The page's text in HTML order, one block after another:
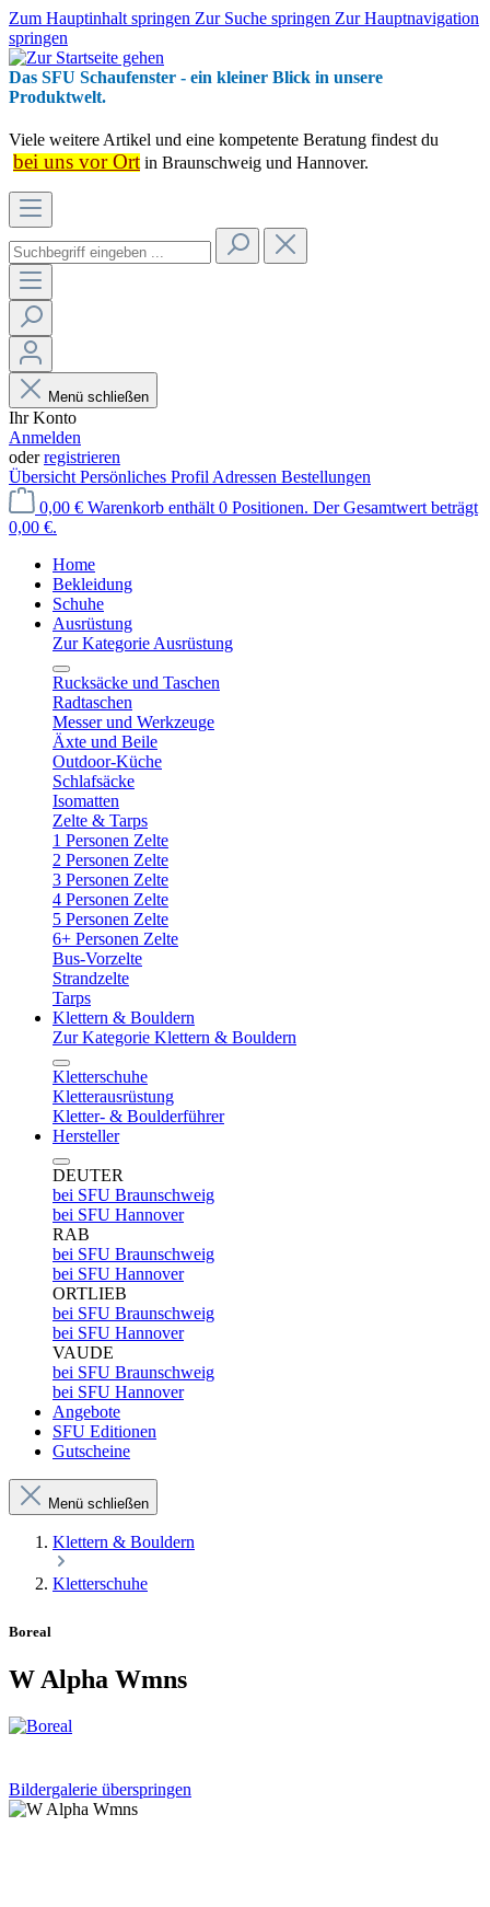
Zum Hauptinhalt springen Zur Suche springen Zur Hauptnavigation
springen
Das SFU Schaufenster - ein kleiner Blick in unsere
Produktwelt.
Viele weitere Artikel und eine kompetente Beratung findest du
bei uns vor Ort in Braunschweig und Hannover.
Menü schließen
Ihr Konto
Anmelden
oderregistrieren
Übersicht Persönliches Profil Adressen Bestellungen
0,00 € Warenkorb enthält 0 Positionen. Der Gesamtwert beträgt
0,00 €.
Home
Bekleidung
Schuhe
Ausrüstung
Zur Kategorie Ausrüstung
Rucksäcke und Taschen
Radtaschen
Messer und Werkzeuge
Äxte und Beile
Outdoor-Küche
Schlafsäcke
Isomatten
Zelte & Tarps
1 Personen Zelte
2 Personen Zelte
3 Personen Zelte
4 Personen Zelte
5 Personen Zelte
6+ Personen Zelte
Bus-Vorzelte
Strandzelte
Tarps
Klettern & Bouldern
Zur Kategorie Klettern & Bouldern
Kletterschuhe
Kletterausrüstung
Kletter- & Boulderführer
Hersteller
DEUTER
bei SFU Braunschweig
bei SFU Hannover
RAB
bei SFU Braunschweig
bei SFU Hannover
ORTLIEB
bei SFU Braunschweig
bei SFU Hannover
VAUDE
bei SFU Braunschweig
bei SFU Hannover
Angebote
SFU Editionen
Gutscheine
Menü schließen
Klettern & Bouldern
Kletterschuhe
Boreal
W Alpha Wmns
Bildergalerie überspringen